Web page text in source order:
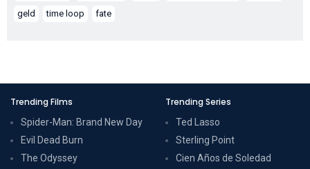
geld
time loop fate
Trending Films
Spider-Man: Brand New Day
Evil Dead Burn
The Odyssey
Trending Series
Ted Lasso
Sterling Point
Cien Años de Soledad